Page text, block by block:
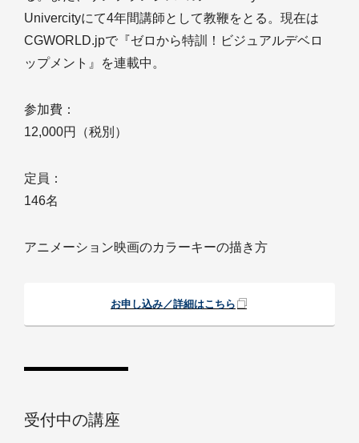
Univercityにて4年間講師として教鞭をとる。現在は
CGWORLD.jpで『ゼロから特訓！ビジュアルデベロ
ップメント』を連載中。
参加費：
12,000円（税別）
定員：
146名
アニメーション映画のカラーキーの描き方
お申し込み／詳細はこちら
受付中の講座